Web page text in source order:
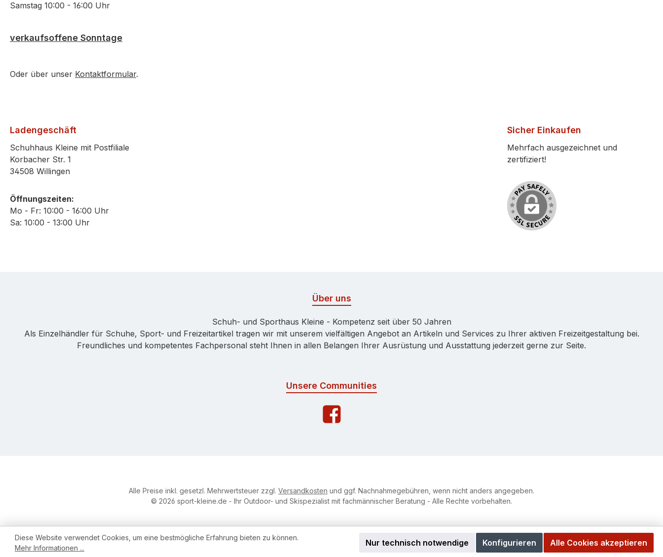
Samstag 10:00 - 16:00 Uhr
verkaufsoffene Sonntage
Oder über unser Kontaktformular.
Ladengeschäft
Schuhhaus Kleine mit Postfiliale
Korbacher Str. 1
34508 Willingen
Öffnungszeiten:
Mo - Fr: 10:00 - 16:00 Uhr
Sa: 10:00 - 13:00 Uhr
Sicher Einkaufen
Mehrfach ausgezeichnet und
zertifiziert!
Über uns
Schuh- und Sporthaus Kleine - Kompetenz seit über 50 Jahren
Als Einzelhändler für Schuhe, Sport- und Freizeitartikel tragen wir mit unserem vielfältigen Angebot an Artikeln und Services zu Ihrer aktiven Freizeitgestaltung bei.
Freundliches und kompetentes Fachpersonal steht Ihnen in allen Belangen Ihrer Ausrüstung und Ausstattung jederzeit gerne zur Seite.
Unsere Communities
Alle Preise inkl. gesetzl. Mehrwertsteuer zzgl. Versandkosten und ggf. Nachnahmegebühren, wenn nicht anders angegeben.
© 2026 sport-kleine.de - Ihr Outdoor- und Skispezialist mit fachmännischer Beratung - Alle Rechte vorbehalten.
Diese Website verwendet Cookies, um eine bestmögliche Erfahrung bieten zu können.
Mehr Informationen ...
Nur technisch notwendige Konfigurieren Alle Cookies akzeptieren